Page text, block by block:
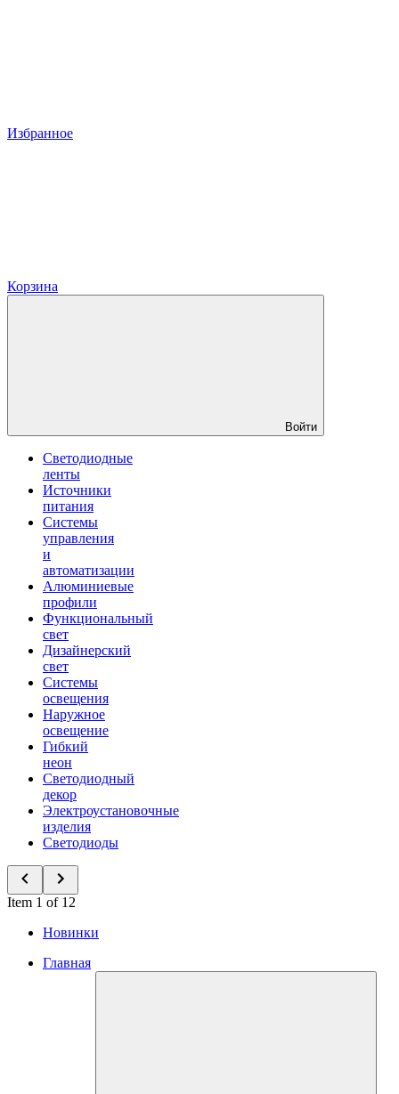
Избранное
Корзина
Войти
Светодиодные
ленты
Источники
питания
Системы
управления
и
автоматизации
Алюминиевые
профили
Функциональный
свет
Дизайнерский
свет
Системы
освещения
Наружное
освещение
Гибкий
неон
Светодиодный
декор
Электроустановочные
изделия
Светодиоды
Item 1 of 12
Новинки
Главная